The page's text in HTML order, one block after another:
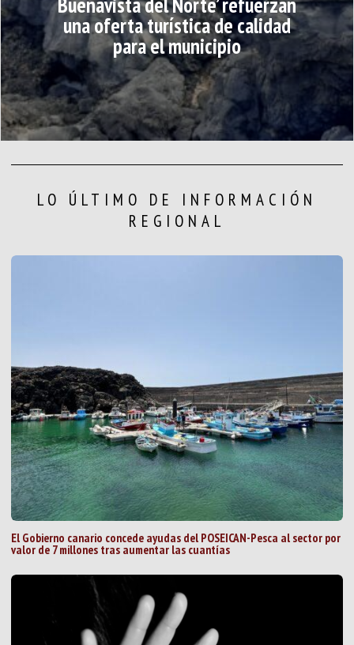
una oferta turística de calidad
para el municipio
LO ÚLTIMO DE INFORMACIÓN
REGIONAL
El Gobierno canario concede ayudas del POSEICAN-Pesca al sector por
valor de 7 millones tras aumentar las cuantías